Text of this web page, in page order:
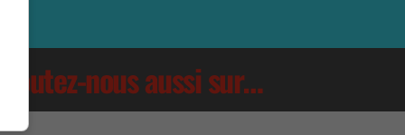
Écoutez-nous aussi sur…